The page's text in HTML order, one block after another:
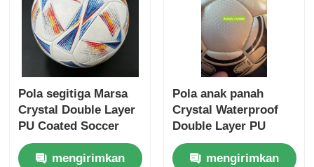
Pola segitiga Marsa
Crystal Double Layer
PU Coated Soccer
Leather dengan
Waterproof Non-
mengirimkan
Pola anak panah
Crystal Waterproof
Double Layer PU
Coated Soccer
Leather withmengirimkan